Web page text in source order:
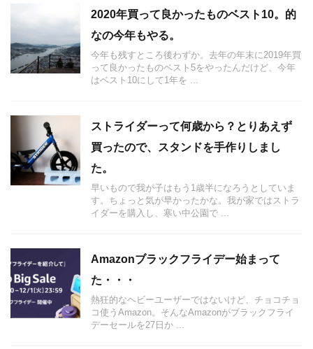
2020年買って良かったものベスト10。的
なの今年もやる。
今年も残すところ後わずか。去年の年末に2019年買
って良かったものベスト5をやったんだけど、今年
はベスト10にして1年を ...
ストライダーって何歳から？とりあえず
買ったので、スタンドを手作りしまし
た。
早いもので我が子はもう1歳半になろうとしていま
す。ちょっと気が早かったかな。我が家ではストラ
イダーを購入し、寒い中公園で ...
Amazonブラックフライデー始まって
た・・・
熱狂的なヘビーユーザーではないけど、チョコチョ
コ使うAmazon。そんなAmazonがブラックフライ
デーセールを27日か ...